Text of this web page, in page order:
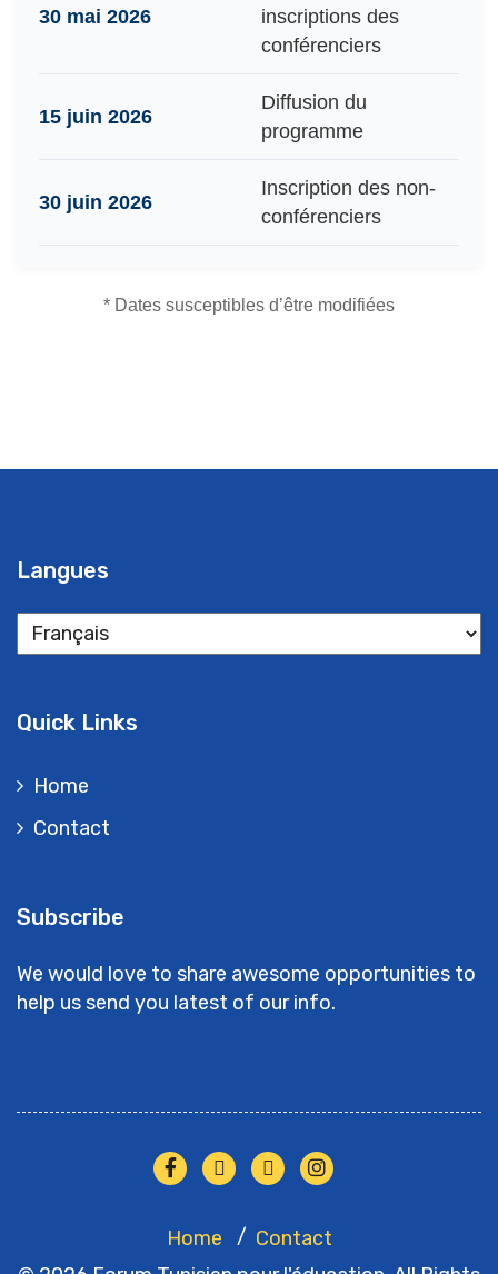
30 mai 2026
inscriptions des
conférenciers
15 juin 2026
Diffusion du
programme
30 juin 2026
Inscription des non-
conférenciers
* Dates susceptibles d’être modifiées
Langues
Langues
Quick Links
Home
Contact
Subscribe
We would love to share awesome opportunities to
help us send you latest of our info.
Home
Contact